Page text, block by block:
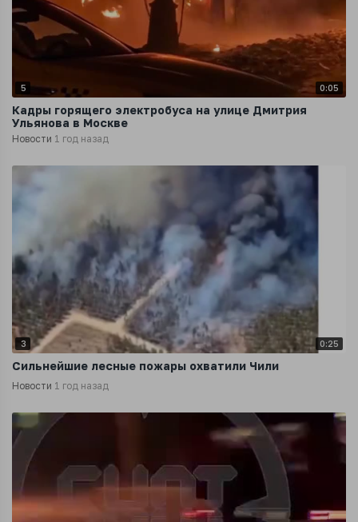
5 0:05
Кадры горящего электробуса на улице Дмитрия
Ульянова в Москве
Новости 1 год назад
3 0:25
Сильнейшие лесные пожары охватили Чили
Новости 1 год назад